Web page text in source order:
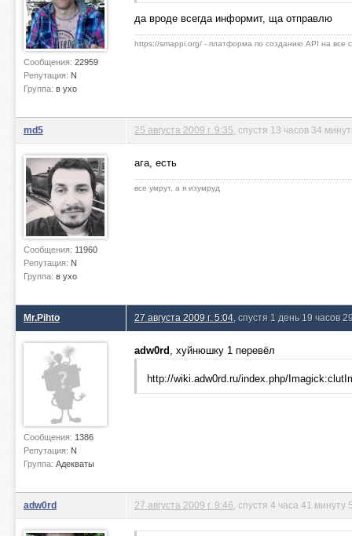
Сообщения: 22959
Репутация: N
Группа: в ухо
да вроде всегда информит, ща отправлю
https://smappi.org/ - платформа по созданию API на все
md5
Сообщения: 11960
Репутация: N
Группа: в ухо
25 августа 2009 г. 9:35 , спустя 13 часов 34
ага, есть
все умрут, а я изумруд
Mr.Pihto
Сообщения: 1386
Репутация: N
Группа: Адекваты
27 августа 2009 г. 5:04 , спустя 1 день 19 часов
adw0rd , хуйнюшку 1 перевёл
http://wiki.adw0rd.ru/index.php/
adw0rd 27 августа 2009 г. 9:46 , спустя 4 часа 41 минуту